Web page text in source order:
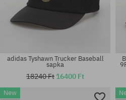
adidas Tyshawn Trucker Baseball
sapka
18240 Ft 16400 Ft
New